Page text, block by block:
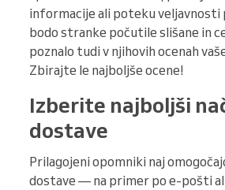
informacije ali poteku veljavnosti
bodo stranke počutile slišane in
poznalo tudi v njihovih ocenah
Zbirajte le najboljše ocene!
Izberite najboljši
dostave
Prilagojeni opomniki naj
dostave — na primer po e-pošti